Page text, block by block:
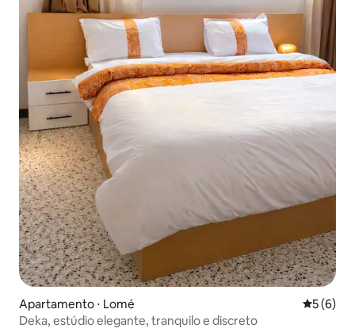
Apartamento ⋅ Lomé 5 de
5 (6)
Deka, estúdio elegante, tranquilo e discreto